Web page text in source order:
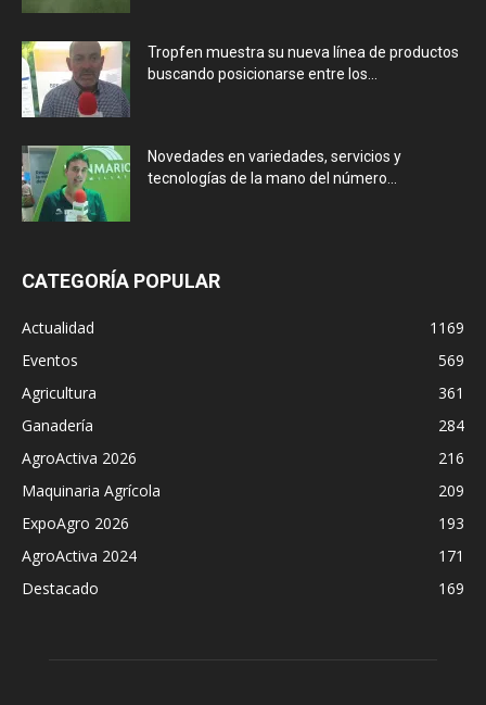
Tropfen muestra su nueva línea de productos
buscando posicionarse entre los...
Novedades en variedades, servicios y
tecnologías de la mano del número...
CATEGORÍA POPULAR
Actualidad
1169
Eventos
569
Agricultura
361
Ganadería
284
AgroActiva 2026
216
Maquinaria Agrícola
209
ExpoAgro 2026
193
AgroActiva 2024
171
Destacado
169